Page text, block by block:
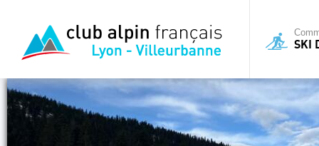
SKI